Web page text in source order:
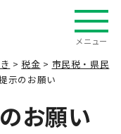
メニュー
>税金 > 市民税・県民
示のお願い
お願い